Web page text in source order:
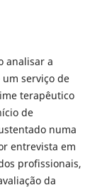
analisar a
serviço de
terapêutico
de
numa
entrevista em
profissionais,
da